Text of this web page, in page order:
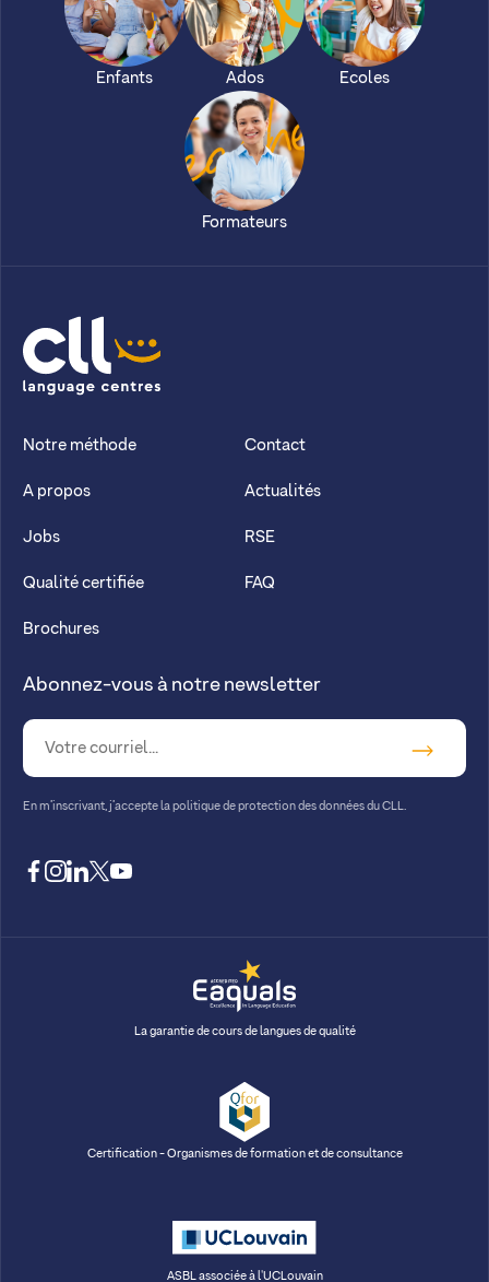
Enfants Ados Ecoles
Formateurs
CLL
Notre méthode
A propos
Jobs
Qualité certifiée
Brochures
Contact
Actualités
RSE
FAQ
Abonnez-vous à notre newsletter
En m’inscrivant, j’accepte la politique de protection des données du CLL.
facebook
instagram
linkedin
twitteryoutube
La garantie de cours de langues de qualité
Certification - Organismes de formation et de consultance
ASBL associée à l'UCLouvain